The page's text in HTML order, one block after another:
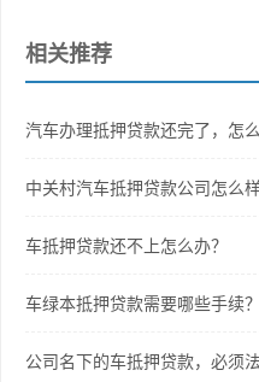
相关推荐
汽车办理抵押贷款还完了，怎
中关村汽车抵押贷款公司怎么
车抵押贷款还不上怎么办？
车绿本抵押贷款需要哪些手续？
公司名下的车抵押贷款，必须